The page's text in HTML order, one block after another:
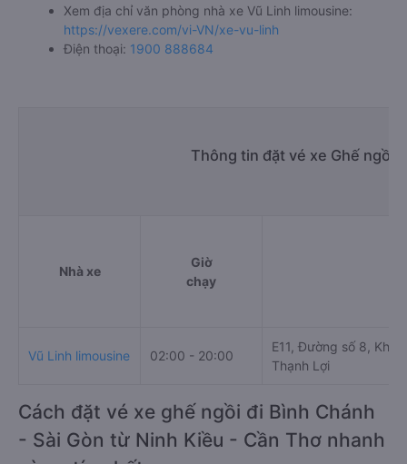
Xem địa chỉ văn phòng nhà xe Vũ Linh limousine:
https://vexere.com/vi-VN/xe-vu-linh
Điện thoại: 1900 888684
Thông tin đặt vé xe Ghế ngồi
Nhà xe
Giờ
chạy
Vũ Linh limousine 02:00 - 20:00
E11, Đường số 8, Khu
Thạnh Lợi
Cách đặt vé xe ghế ngồi đi Bình Chánh
- Sài Gòn từ Ninh Kiều - Cần Thơ nhanh